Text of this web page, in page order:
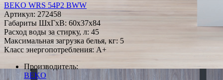
BEKO WRS 54P2 BWW
Артикул: 272458
Габариты ШxГxВ: 60x37x84
Расход воды за стирку, л: 45
Максимальная загрузка белья, кг: 5
Класс энергопотребления: A+
Производитель:
BEKO